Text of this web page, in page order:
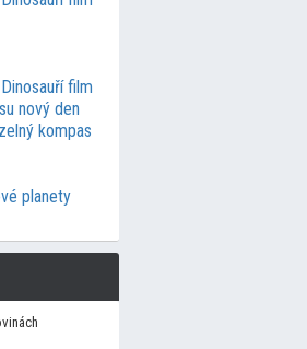
film
nový den
kompas
planety